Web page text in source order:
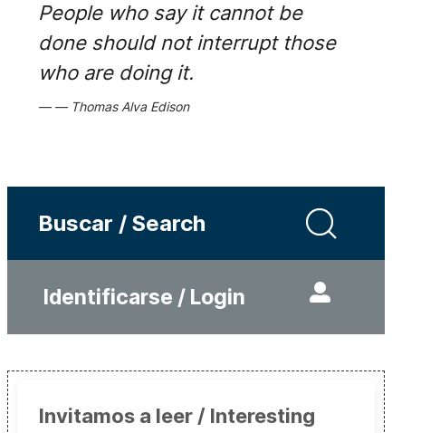
People who say it cannot be
done should not interrupt those
who are doing it.
Thomas Alva Edison
Buscar / Search
Identificarse / Login
Invitamos a leer / Interesting